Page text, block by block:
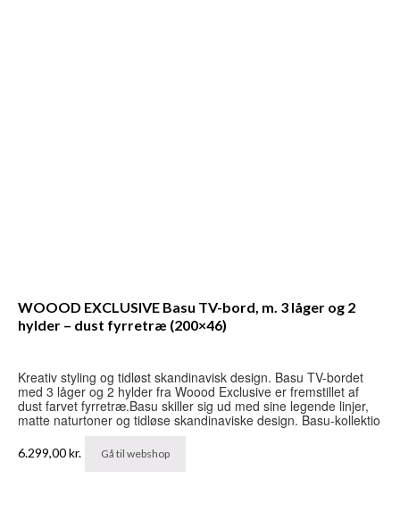
WOOOD EXCLUSIVE Basu TV-bord, m. 3 låger og 2
hylder – dust fyrretræ (200×46)
Kreativ styling og tidløst skandinavisk design. Basu TV-bordet
med 3 låger og 2 hylder fra Woood Exclusive er fremstillet af
dust farvet fyrretræ.Basu skiller sig ud med sine legende linjer,
matte naturtoner og tidløse skandinaviske design. Basu-kollektio
6.299,00kr. Gå til webshop